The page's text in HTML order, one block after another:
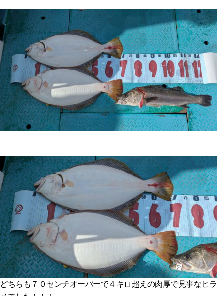
どちらも７０センチオーバーで４キロ超えの肉厚で見事なヒラ